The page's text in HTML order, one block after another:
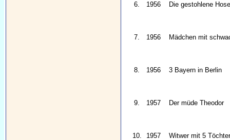
6. 1956 Die gestohlene Hose
7. 1956 Mädchen mit
8. 1956 3 Bayern in Berlin
9. 1957 Der müde Theodor
10. 1957 Witwer mit 5